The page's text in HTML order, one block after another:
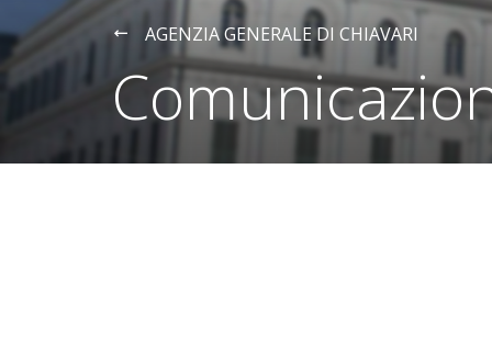
AGENZIA GENERALE DI CHIAVARI